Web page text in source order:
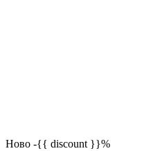
Ново -{{ discount }}%